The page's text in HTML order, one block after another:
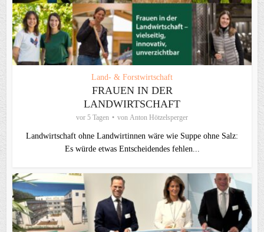
Land- & Forstwirtschaft
FRAUEN IN DER
LANDWIRTSCHAFT
vor 5 Tagen von Anton Hötzelsperger
Landwirtschaft ohne Landwirtinnen wäre wie Suppe ohne Salz:
Es würde etwas Entscheidendes fehlen...